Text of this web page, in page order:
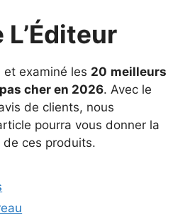
L’Éditeur
et examiné les 20 meilleurs
cher en 2026. Avec le
de clients, nous
pourra vous donner la
ces produits.